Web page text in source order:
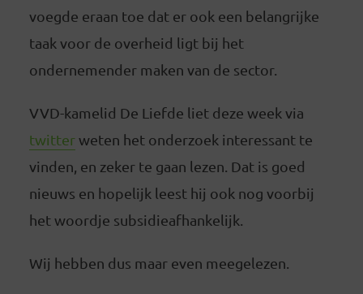
voegde eraan toe dat er ook een belangrijke
taak voor de overheid ligt bij het
ondernemender maken van de sector.
VVD-kamelid De Liefde liet deze week via
twitterweten het onderzoek interessant te
vinden, en zeker te gaan lezen. Dat is goed
nieuws en hopelijk leest hij ook nog voorbij
het woordje subsidieafhankelijk.
Wij hebben dus maar even meegelezen.